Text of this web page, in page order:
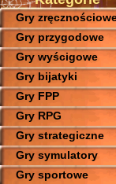
Gry
Gry przygodowe
Gry wyścigowe
Gry bijatyki
Gry FPP
Gry RPG
Gry strategiczne
Gry symulatory
Gry sportowe